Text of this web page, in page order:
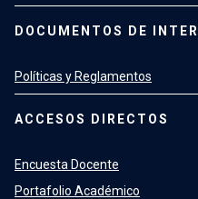
DOCUMENTOS DE
Políticas y Reglamentos
ACCESOS DIRECTOS
Encuesta Docente
Portafolio Académico